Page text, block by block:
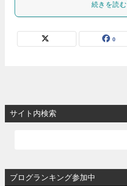
続きを読む
0
サイト内検索
ブログランキング参加中